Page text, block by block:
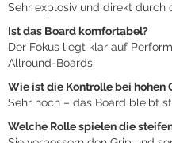
Sehr explosiv und direkt durch
Ist das Board komfortabel?
Der Fokus liegt klar auf
Allround-Boards.
Wie ist die Kontrolle bei hohen
Sehr hoch – das Board bleibt
Welche Rolle spielen die